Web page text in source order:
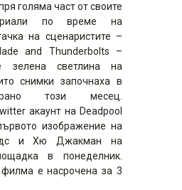
голяма част от своите
по време на
на сценаристите –
and Thunderbolts –
зелена светлина на
снимки започнаха в
този месец.
акаунт на Deadpool
изображение на
и Хю Джакман на
в понеделник.
е насрочена за 3